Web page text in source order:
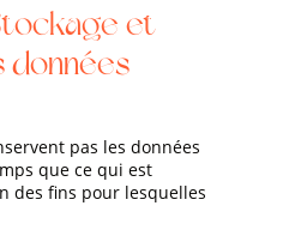
et
pas les données
que ce qui est
des fins pour lesquelles